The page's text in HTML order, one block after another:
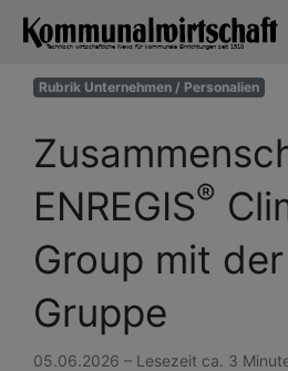
Rubrik Unternehmen / Personalien
ENREGIS®
Group mit
Gruppe
05.06.2026 – Lesezeit ca. 3